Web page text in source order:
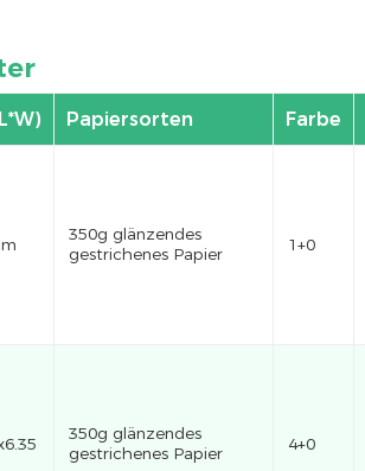
Papiersorten Farbe
350g glänzendes
gestrichenes Papier
1+0
350g glänzendes
gestrichenes Papier
4+0